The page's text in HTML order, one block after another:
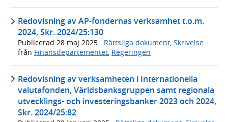
Redovisning av AP-fondernas verksamhet t.o.m.
2024, Skr. 2024/25:130
Publicerad 28 maj 2025 · Rättsliga dokument, Skrivelse
från Finansdepartementet, Regeringen
Redovisning av verksamheten i Internationella
valutafonden, Världsbanksgruppen samt regionala
utvecklings- och investeringsbanker 2023 och 2024,
Skr. 2024/25:82